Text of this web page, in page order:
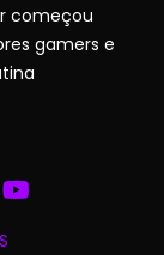
começou
gamers e